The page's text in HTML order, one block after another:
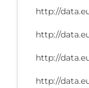
http://
http://
http://
http://